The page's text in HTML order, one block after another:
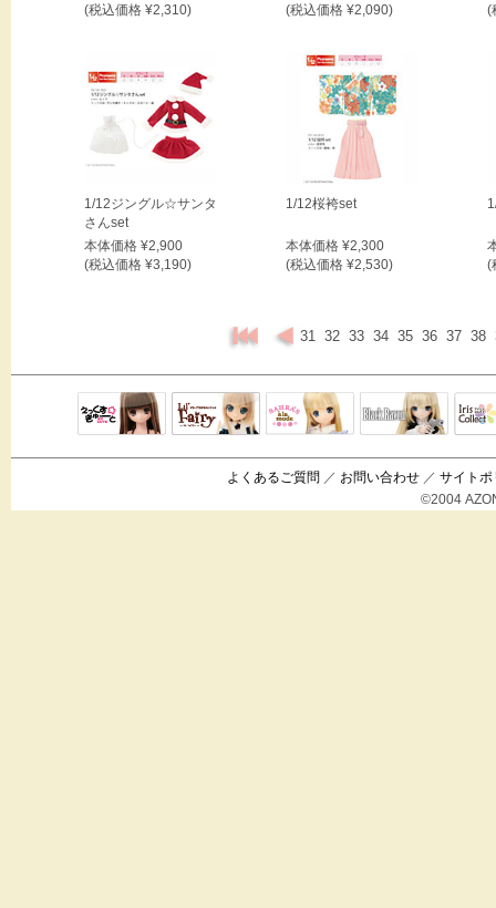
(税込価格 ¥2,310)
(税込価格 ¥2,090)
(
1/12ジングル☆サンタ
さんset
本体価格 ¥2,900
(税込価格 ¥3,190)
1/12桜袴set
本体価格 ¥2,300
(税込価格 ¥2,530)
(
31 32 33 34 35 36 37 38
よくあるご質問 ／ お問い合わせ ／ サイトポ
©2004